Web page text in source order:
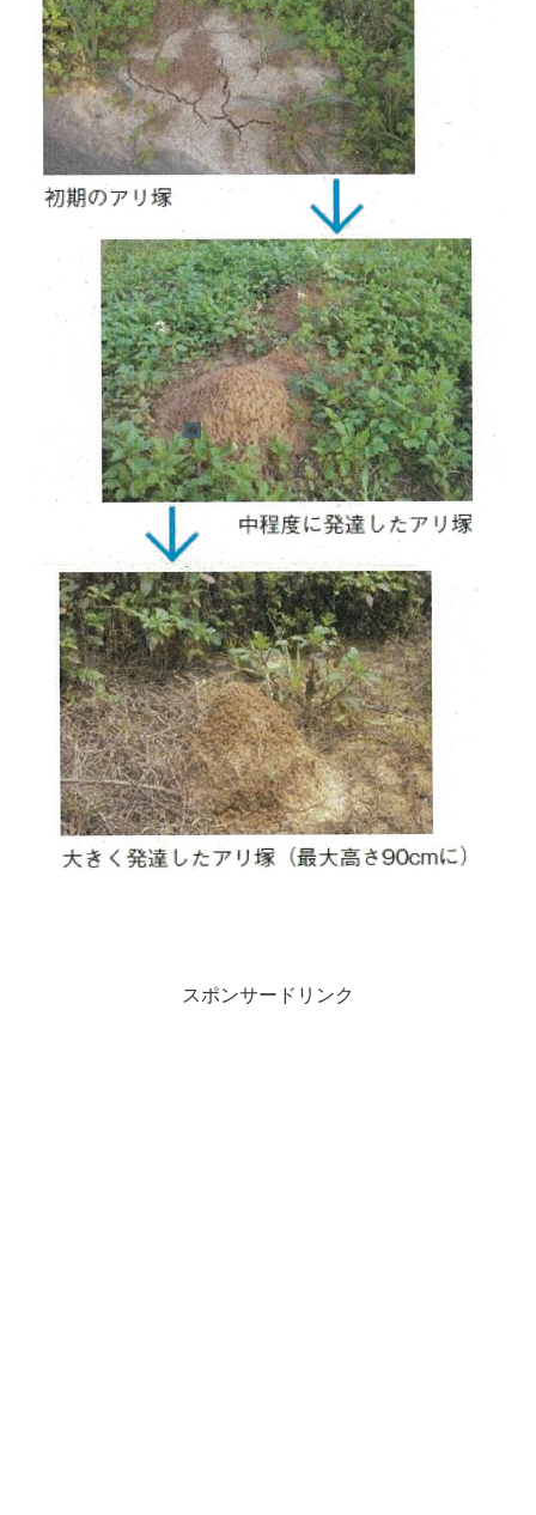
スポンサードリンク